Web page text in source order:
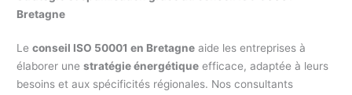
Bretagne
Leconseil ISO 50001 en Bretagne aide les entreprises à
élaborer unestratégie énergétique efficace, adaptée à leurs
besoins et aux spécificités régionales. Nos consultants